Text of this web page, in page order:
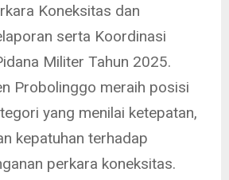
Koneksitas dan
serta Koordinasi
Militer Tahun 2025.
Probolinggo meraih posisi
yang menilai ketepatan,
kepatuhan terhadap
perkara koneksitas.